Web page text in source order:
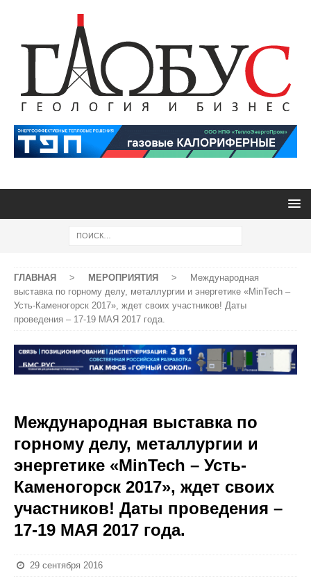
ГЛАВНАЯ > МЕРОПРИЯТИЯ >
Международная
выставка по горному делу, металлургии и энергетике «MinTech –
Усть-Каменогорск 2017», ждет своих участников! Даты
проведения – 17-19 МАЯ 2017 года.
Международная выставка по
горному делу, металлургии и
энергетике «MinTech – Усть-
Каменогорск 2017», ждет своих
участников! Даты проведения –
17-19 МАЯ 2017 года.
29 сентября 2016